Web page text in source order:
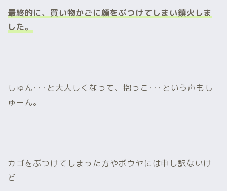
最終的に、買い物かごに顔をぶつけてしまい鎮火しま
した。
しゅん･･･と大人しくなって、抱っこ･･･という声もし
ゅーん。
カゴをぶつけてしまった方やボウヤには申し訳ないけ
ど